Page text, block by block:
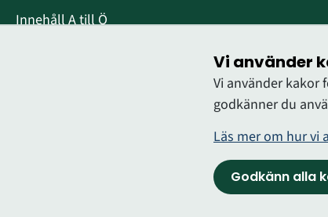
Vi använder
Vi använder kakor
godkänner du
Läs mer om hur vi
Godkänn alla
Innehåll A till Ö